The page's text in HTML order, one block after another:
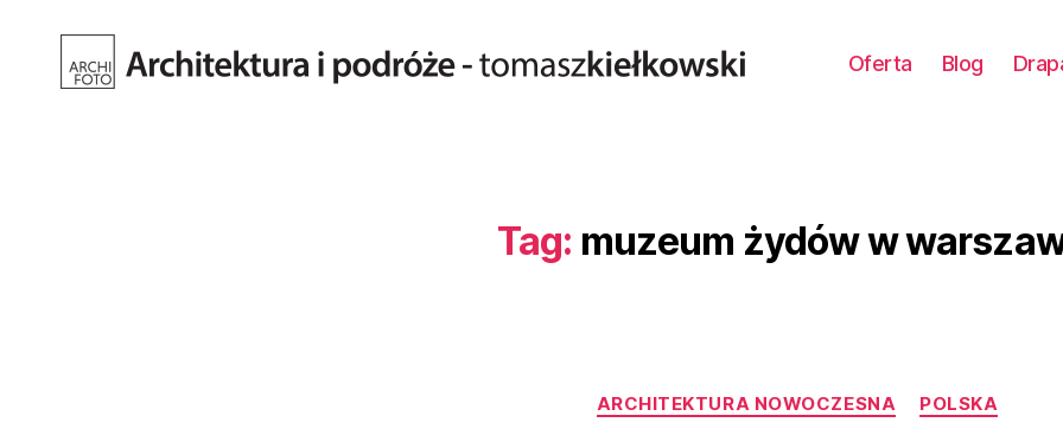
Oferta Blog
Tag: muzeum żydów w
Kategorie
ARCHITEKTURA NOWOCZESNA POLSKA